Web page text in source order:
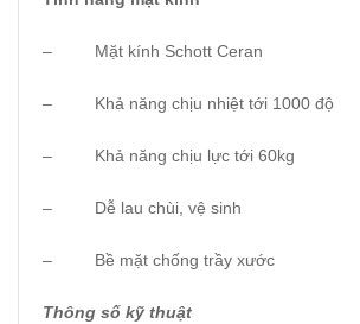
– Mặt kính Schott Ceran
– Khả năng chịu nhiệt tới 1000 độ
– Khả năng chịu lực tới 60kg
– Dễ lau chùi, vệ sinh
– Bề mặt chống trầy xước
Thông số kỹ thuật